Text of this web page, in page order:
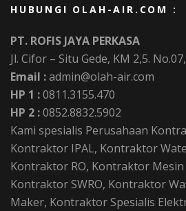
HUBUNGI OLAH-AIR.COM :
PT. ROFIS JAYA PERKASA
Jl. Cifor – Situ Gede, KM 2,5.
Email :admin@olah-air.com
HP 1 :0811.3155.470
HP 2 :0852.8832.5902
Kami spesialis Perusahaan
Kontraktor IPAL, Kontraktor
Kontraktor RO, Kontraktor Mesin
Kontraktor SWRO, Kontraktor
Maker, Kontraktor Spesialis